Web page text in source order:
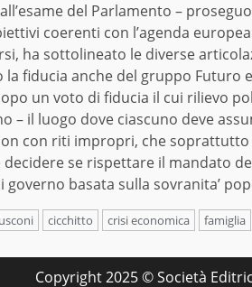
all’esame del Parlamento –
coerenti con l’agenda
ha sottolineato le diverse
fiducia anche del gruppo Futuro
un voto di fiducia il cui rilievo
– il luogo dove ciascuno deve
con riti impropri, che soprattutto
decidere se rispettare il mandato
governo basata sulla sovranita’
cicchitto crisi economica famiglia
Copyright 2025 © Società